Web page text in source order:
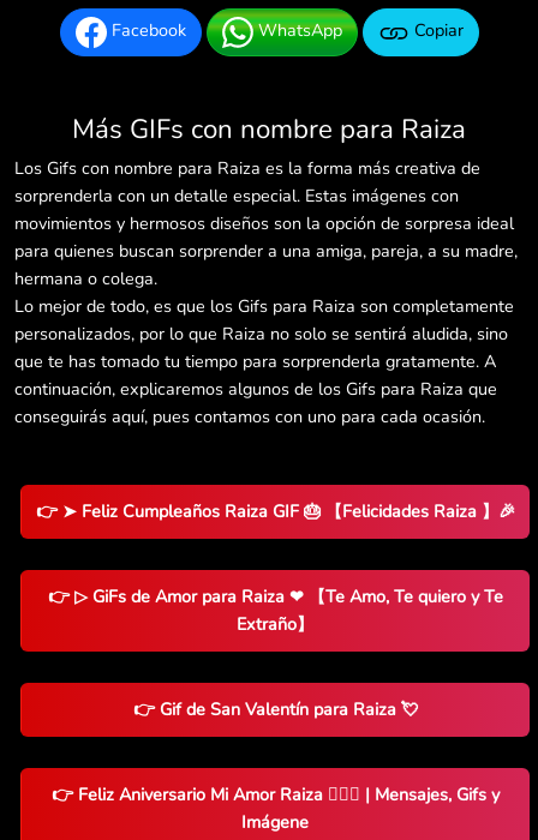
Facebook WhatsApp Copiar
Más GIFs con nombre para Raiza
Los Gifs con nombre para Raiza es la forma más creativa de
sorprenderla con un detalle especial. Estas imágenes con
movimientos y hermosos diseños son la opción de sorpresa ideal
para quienes buscan sorprender a una amiga, pareja, a su madre,
hermana o colega.
Lo mejor de todo, es que los Gifs para Raiza son completamente
personalizados, por lo que Raiza no solo se sentirá aludida, sino
que te has tomado tu tiempo para sorprenderla gratamente. A
continuación, explicaremos algunos de los Gifs para Raiza que
conseguirás aquí, pues contamos con uno para cada ocasión.
👉 ➤ Feliz Cumpleaños Raiza GIF 🎂 【Felicidades Raiza 】🎉
👉 ▷ GiFs de Amor para Raiza ❤ 【Te Amo, Te quiero y Te
Extraño】
👉 Gif de San Valentín para Raiza 💘
👉 Feliz Aniversario Mi Amor Raiza 👨‍❤️‍👨 | Mensajes, Gifs y
Imágene